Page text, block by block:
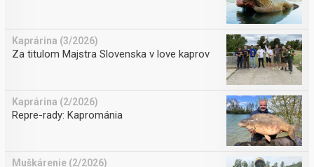
Kaprárina (3/2026)
Za titulom Majstra Slovenska v love kaprov
Kaprárina (2/2026)
Repre-rady: Kaprománia
Muškárenie (2/2026)